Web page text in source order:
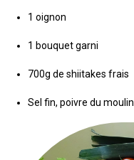
1 oignon
1 bouquet garni
700g de shiitakes frais
Sel fin, poivre du moulin